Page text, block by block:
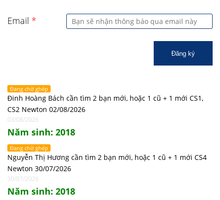
Email *
Đăng ký
Đang chờ ghép
Đinh Hoàng Bách cần tìm 2 bạn mới, hoặc 1 cũ + 1 mới CS1,
CS2 Newton 02/08/2026
03/08/2026
Năm sinh: 2018
Đang chờ ghép
Nguyễn Thị Hương cần tìm 2 bạn mới, hoặc 1 cũ + 1 mới CS4
Newton 30/07/2026
30/07/2026
Năm sinh: 2018